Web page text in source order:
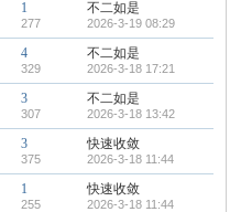
1
277
不二如是
2026-3-19 08:29
4
329
不二如是
2026-3-18 17:21
3
307
不二如是
2026-3-18 13:42
3
375
快速收敛
2026-3-18 11:44
1
255
快速收敛
2026-3-18 11:44